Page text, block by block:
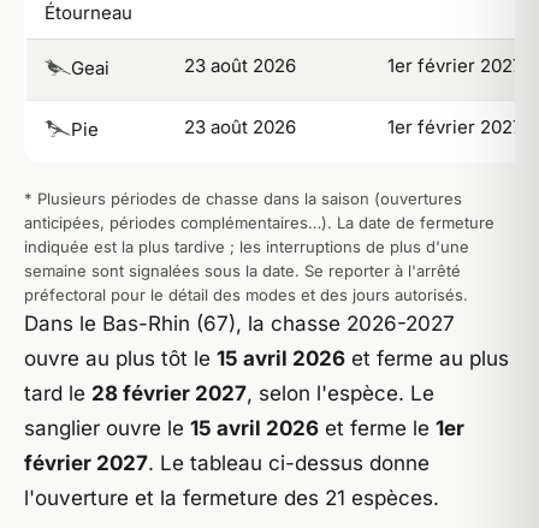
Étourneau
Geai 23 août 2026 1er février 2027
Pie 23 août 2026 1er février 2027
* Plusieurs périodes de chasse dans la saison (ouvertures
anticipées, périodes complémentaires…). La date de fermeture
indiquée est la plus tardive ; les interruptions de plus d'une
semaine sont signalées sous la date. Se reporter à l'arrêté
préfectoral pour le détail des modes et des jours autorisés.
Dans le Bas-Rhin (67), la chasse 2026-2027
ouvre au plus tôt le 15 avril 2026 et ferme au plus
tard le 28 février 2027, selon l'espèce. Le
sanglier ouvre le 15 avril 2026 et ferme le 1er
février 2027. Le tableau ci-dessus donne
l'ouverture et la fermeture des 21 espèces.